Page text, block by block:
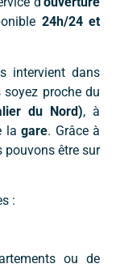
24h/24 et
intervient dans
soyez proche du
du Nord), à
lagare. Grâce à
pouvons être sur
:
ou de